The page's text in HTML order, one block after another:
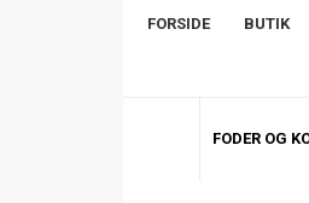
FORSIDE BUTIK
FODER OG